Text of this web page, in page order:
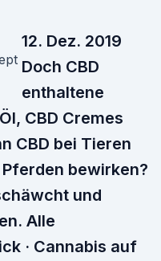
12. Dez. 2019
Doch CBD
enthaltene
CBD Cremes
CBD bei Tieren
bewirken?
und
Alle
· Cannabis auf